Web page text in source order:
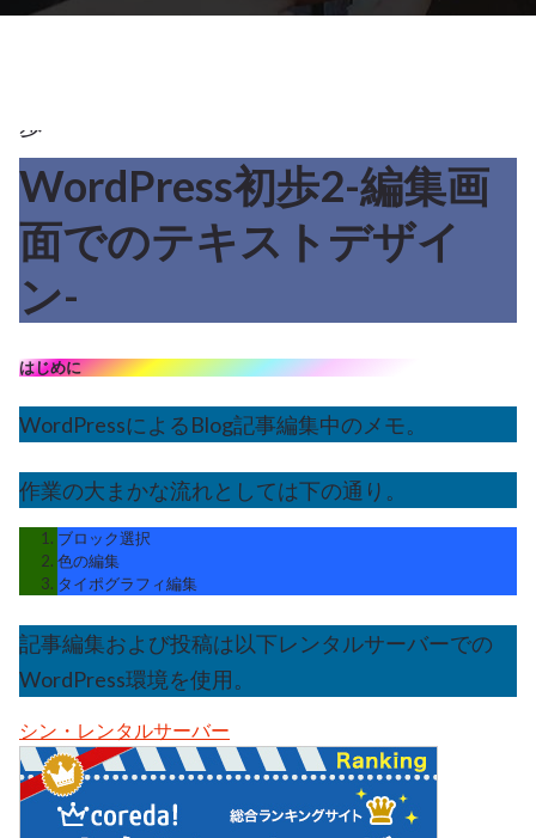
18
5月 2023
WordPress,
歩
WordPress初歩2-編集画
面でのテキストデザイ
ン-
はじめに
WordPressによるBlog記事編集中のメモ。
作業の大まかな流れとしては下の通り。
ブロック選択
色の編集
タイポグラフィ編集
記事編集および投稿は以下レンタルサーバーでの
WordPress環境を使用。
シン・レンタルサーバー